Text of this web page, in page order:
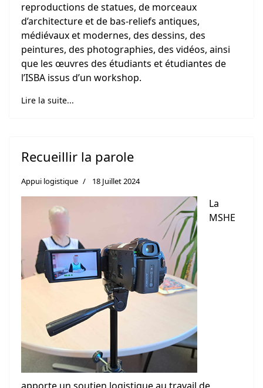
reproductions de statues, de morceaux
d’architecture et de bas-reliefs antiques,
médiévaux et modernes, des dessins, des
peintures, des photographies, des vidéos, ainsi
que les œuvres des étudiants et étudiantes de
l’ISBA issus d’un workshop.
Lire la suite...
Recueillir la parole
Appui logistique 18 Juillet 2024
La
MSHE